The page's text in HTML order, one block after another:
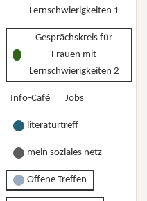
Lernschwierigkeiten 1
Gesprächskreis für
Frauen mit
Lernschwierigkeiten 2
Info-Café Jobs
literaturtreff
mein soziales netz
Offene Treffen